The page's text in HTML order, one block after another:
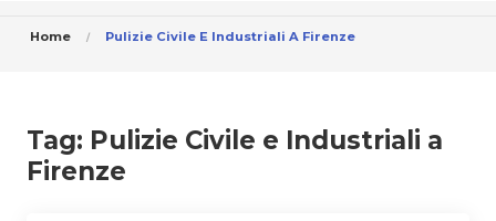
Home Pulizie Civile E Industriali A Firenze
Tag: Pulizie Civile e Industriali a
Firenze